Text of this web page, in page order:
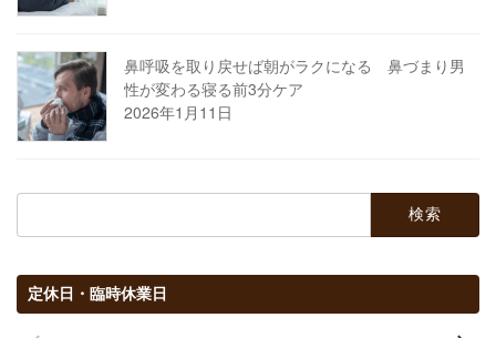
鼻呼吸を取り戻せば朝がラクになる 鼻づまり男
性が変わる寝る前3分ケア
2026年1月11日
検
定休日・臨時休業日